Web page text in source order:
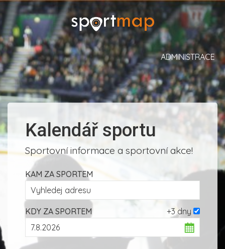
ADMINISTRACE
Kalendář sportu
Sportovní informace a sportovní akce!
KAM ZA SPORTEM
+3 dny
KDY ZA SPORTEM